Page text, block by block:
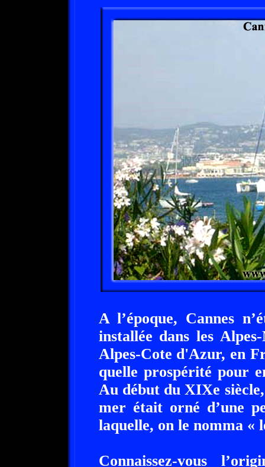
A l’époque, Cannes
installée dans les
Alpes-Cote d'Azur, en
quelle prospérité pour
Au début du XIXe
mer était orné d’une
laquelle, on le nomma «
Connaissez-vous